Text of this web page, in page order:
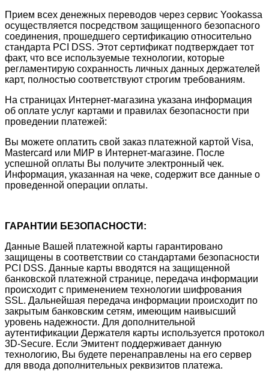
Прием всех денежных переводов через сервис Yookassa
осуществляется посредством защищенного безопасного
соединения, прошедшего сертификацию относительно
стандарта PCI DSS. Этот сертификат подтверждает тот
факт, что все используемые технологии, которые
регламентирую сохранность личных данных держателей
карт, полностью соответствуют строгим требованиям.
На страницах Интернет-магазина указана информация
об оплате услуг картами и правилах безопасности при
проведении платежей:
Вы можете оплатить свой заказ платежной картой Visa,
Mastercard или МИР в Интернет-магазине. После
успешной оплаты Вы получите электронный чек.
Информация, указанная на чеке, содержит все данные о
проведенной операции оплаты.
ГАРАНТИИ БЕЗОПАСНОСТИ:
Данные Вашей платежной карты гарантировано
защищены в соответствии со стандартами безопасности
PCI DSS. Данные карты вводятся на защищенной
банковской платежной странице, передача информации
происходит с применением технологии шифрования
SSL. Дальнейшая передача информации происходит по
закрытым банковским сетям, имеющим наивысший
уровень надежности. Для дополнительной
аутентификации Держателя карты используется протокол
3D-Secure. Если Эмитент поддерживает данную
технологию, Вы будете перенаправлены на его сервер
для ввода дополнительных реквизитов платежа.